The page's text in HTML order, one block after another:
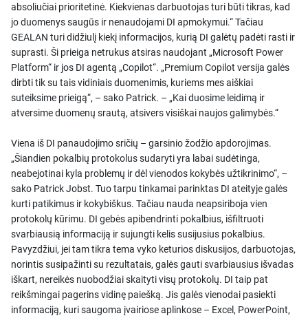
absoliučiai prioritetinė. Kiekvienas darbuotojas turi būti tikras, kad
jo duomenys saugūs ir nenaudojami DI apmokymui.“ Tačiau
GEALAN turi didžiulį kiekį informacijos, kurią DI galėtų padėti rasti ir
suprasti. Ši prieiga netrukus atsiras naudojant „Microsoft Power
Platform“ ir jos DI agentą „Copilot“. „Premium Copilot versija galės
dirbti tik su tais vidiniais duomenimis, kuriems mes aiškiai
suteiksime prieigą“, – sako Patrick. – „Kai duosime leidimą ir
atversime duomenų srautą, atsivers visiškai naujos galimybės.“
Viena iš DI panaudojimo sričių – garsinio žodžio apdorojimas.
„Šiandien pokalbių protokolus sudaryti yra labai sudėtinga,
neabejotinai kyla problemų ir dėl vienodos kokybės užtikrinimo“, –
sako Patrick Jobst. Tuo tarpu tinkamai parinktas DI ateityje galės
kurti patikimus ir kokybiškus. Tačiau nauda neapsiriboja vien
protokolų kūrimu. DI gebės apibendrinti pokalbius, išfiltruoti
svarbiausią informaciją ir sujungti kelis susijusius pokalbius.
Pavyzdžiui, jei tam tikra tema vyko keturios diskusijos, darbuotojas,
norintis susipažinti su rezultatais, galės gauti svarbiausius išvadas
iškart, nereikės nuobodžiai skaityti visų protokolų. DI taip pat
reikšmingai pagerins vidinę paiešką. Jis galės vienodai pasiekti
informaciją, kuri saugoma įvairiose aplinkose – Excel, PowerPoint,